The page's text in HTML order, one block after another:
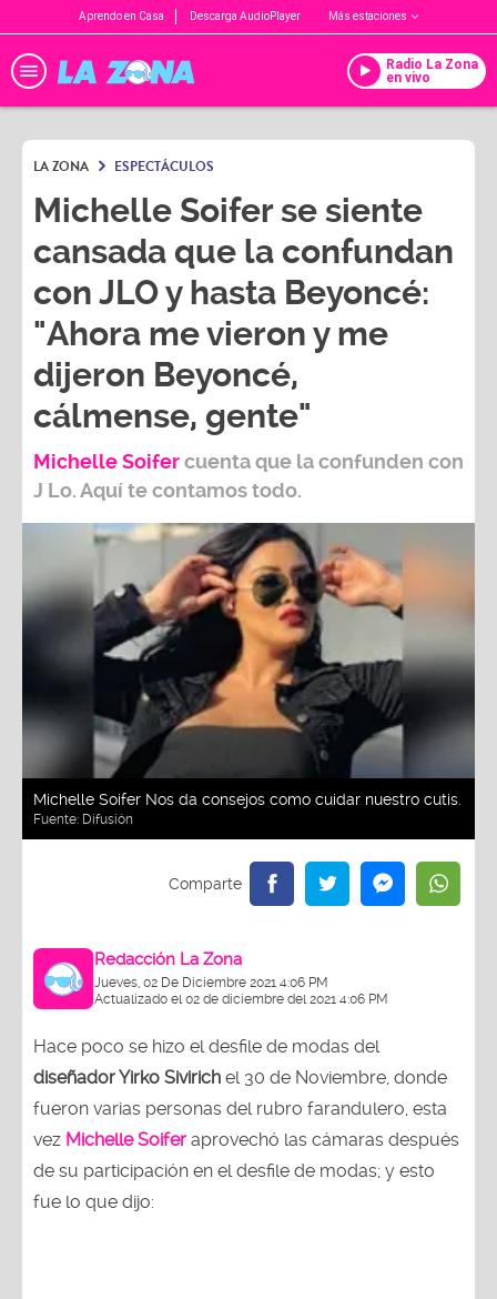
Aprendo en Casa Descarga AudioPlayer Más estaciones
Radio La Zona
en vivo
LA ZONA ESPECTÁCULOS
Michelle Soifer se siente
cansada que la confundan
con JLO y hasta Beyoncé:
"Ahora me vieron y me
dijeron Beyoncé,
cálmense, gente"
Michelle Soifercuenta que la confunden con
J Lo.Aquí te contamos todo.
Michelle Soifer Nos da consejos como cuidar nuestro cutis.
Fuente: Difusión
Redacción La Zona
Jueves, 02 De Diciembre 2021 4:06 PM
Actualizado el 02 de diciembre del 2021 4:06 PM
Hace poco se hizo el desfile de modas del
diseñador Yirko Sivirich el 30 de Noviembre, donde
fueron varias personas del rubro farandulero, esta
vez Michelle Soifer aprovechó las cámaras después
de su participación en el desfile de modas; y esto
fue lo que dijo: